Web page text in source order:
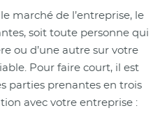
marché de l’entreprise, le
soit toute personne qui
ou d’une autre sur votre
Pour faire court, il est
parties prenantes en trois
avec votre entreprise :